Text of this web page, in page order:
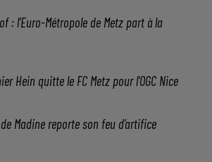
: l'Euro-Métropole de Metz part à la
Hein quitte le FC Metz pour l'OGC Nice
Madine reporte son feu d’artifice